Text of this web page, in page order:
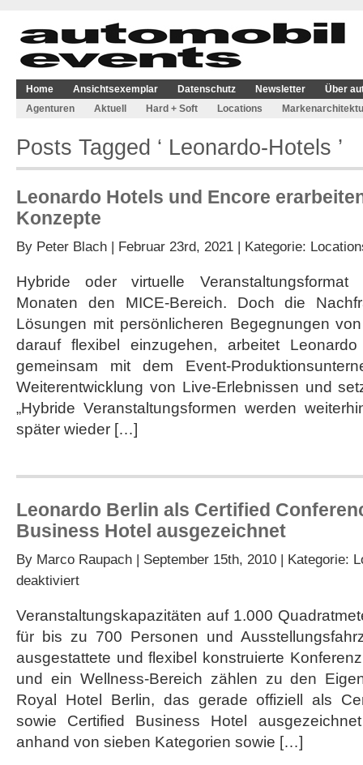
Home Ansichtsexemplar Datenschutz Newsletter
Über
Agenturen
Aktuell Hard + Soft Locations
Posts Tagged ‘ Leonardo-Hotels ’
Leonardo Hotels und Encore
Konzepte
By Peter Blach | Februar 23rd, 2021 | Kategorie:
Hybride oder virtuelle
Monaten den MICE-Bereich. Doch die
Lösungen mit persönlicheren Begegnungen
darauf flexibel einzugehen, arbeitet
gemeinsam mit dem Event-
Weiterentwicklung von Live-Erlebnissen und
„Hybride Veranstaltungsformen werden
später wieder […]
Leonardo Berlin als Certified
Business Hotel ausgezeichnet
By Marco Raupach | September 15th, 2010 | Kategorie:
deaktiviertfür
als
Certified
und
Certified
Business
Hotel
ausgezeichnet
Veranstaltungskapazitäten auf 1.000
für bis zu 700 Personen und
ausgestattete und flexibel konstruierte
und ein Wellness-Bereich zählen zu den
Royal Hotel Berlin, das gerade offiziell als
sowie Certified Business Hotel
anhand von sieben Kategorien sowie […]